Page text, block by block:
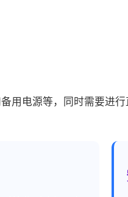
用电源等，同时需要进